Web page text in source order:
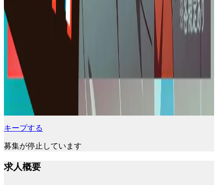
キープする
募集が停止しています
求人概要